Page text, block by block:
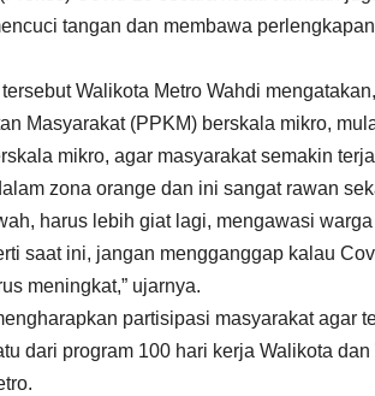
tangan dan membawa
Walikota Metro Wahdi
Masyarakat (PPKM) berskala mikro,
mikro, agar masyarakat semakin
zona orange dan ini sangat rawan
harus lebih giat lagi, mengawasi
saat ini, jangan mengganggap kalau
meningkat,” ujarnya.
partisipasi masyarakat agar
dari program 100 hari kerja Walikota